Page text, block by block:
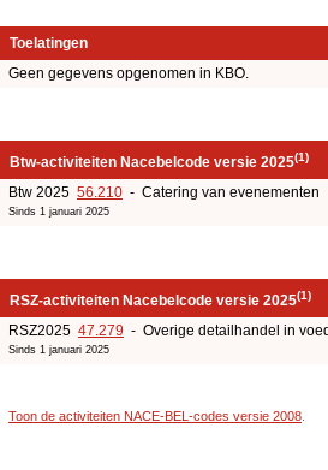
Toelatingen
Geen gegevens opgenomen in KBO.
Btw-activiteiten Nacebelcode versie 2025(1)
Btw 2025 56.210 - Catering van evenementen
Sinds 1 januari 2025
RSZ-activiteiten Nacebelcode versie 2025(1)
RSZ2025 47.279 - Overige detailhandel in
Sinds 1 januari 2025
Toon de activiteiten NACE-BEL-codes versie 2008